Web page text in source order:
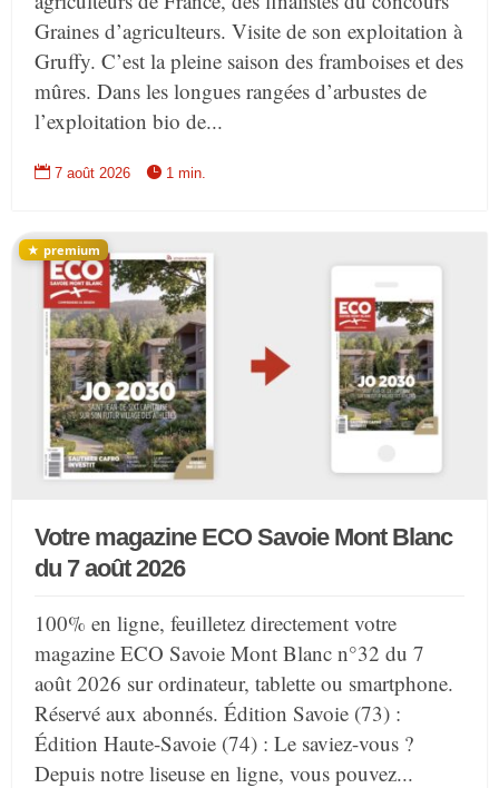
Graines d’agriculteurs. Visite de son exploitation à
Gruffy. C’est la pleine saison des framboises et des
mûres. Dans les longues rangées d’arbustes de
l’exploitation bio de...
 7 août 2026  1 min.
Votre magazine ECO Savoie Mont Blanc
du 7 août 2026
100% en ligne, feuilletez directement votre
magazine ECO Savoie Mont Blanc n°32 du 7
août 2026 sur ordinateur, tablette ou smartphone.
Réservé aux abonnés. Édition Savoie (73) :
Édition Haute-Savoie (74) : Le saviez-vous ?
Depuis notre liseuse en ligne, vous pouvez...